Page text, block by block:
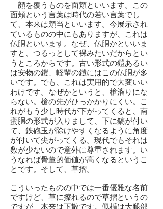
顔を覆うものを面頬といいます。この
面頬という言葉は時代の若い言葉でし
て、本来は頬当といいます。今展示され
ているものの中にもありますが、これは
仏胴といいます。なぜ、仏胴かといいま
すと、つるっとして裸みたいだからとい
うところからです。古い形式の鎧あるい
は安物の鎧、軽輩の鎧にはこの仏胴が多
いです。でも、これは実用的で大変いい
わけです。なぜかというと、槍溜りにな
らない。槍の先がひっかかりにくい。こ
れがもう少し時代が下がってくると、南
蛮胴の形式が入りまして、下に鎬が付い
て、鉄砲玉が除けやすくなるように角度
が付いて尖がってくる。現代でもそれは
数が少ないので意外に尊重されます。い
うなれば骨董的価値が高くなるというこ
とです。そして、草摺。
こういったものの中では一番優雅な名前
ですけど、草に擦れるので草摺というの
ですが、本来は下散です。佩楯は大腿部